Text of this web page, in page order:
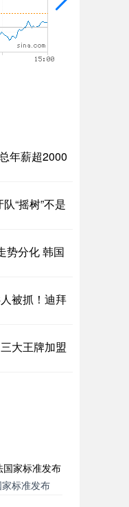
年薪超2000
“摇树”不是
势分化 韩国
被抓！迪拜
大王牌加盟
标准发布